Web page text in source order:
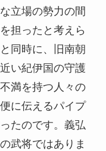
立場の勢力の間
担ったと考えら
同時に、旧南朝
い紀伊国の守護
満を持つ人々の
に伝えるパイプ
たのです。義弘
武将ではありま